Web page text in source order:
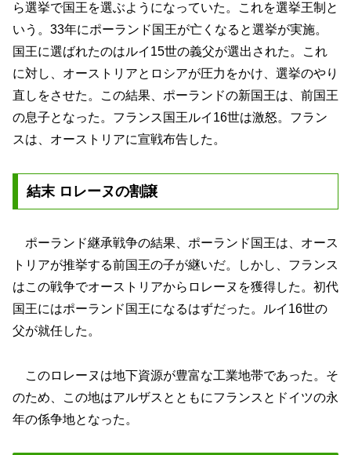
ら選挙で国王を選ぶようになっていた。これを選挙王制と
いう。33年にポーランド国王が亡くなると選挙が実施。
国王に選ばれたのはルイ15世の義父が選出された。これ
に対し、オーストリアとロシアが圧力をかけ、選挙のやり
直しをさせた。この結果、ポーランドの新国王は、前国王
の息子となった。フランス国王ルイ16世は激怒。フラン
スは、オーストリアに宣戦布告した。
結末 ロレーヌの割譲
ポーランド継承戦争の結果、ポーランド国王は、オース
トリアが推挙する前国王の子が継いだ。しかし、フランス
はこの戦争でオーストリアからロレーヌを獲得した。初代
国王にはポーランド国王になるはずだった。ルイ16世の
父が就任した。
このロレーヌは地下資源が豊富な工業地帯であった。そ
のため、この地はアルザスとともにフランスとドイツの永
年の係争地となった。